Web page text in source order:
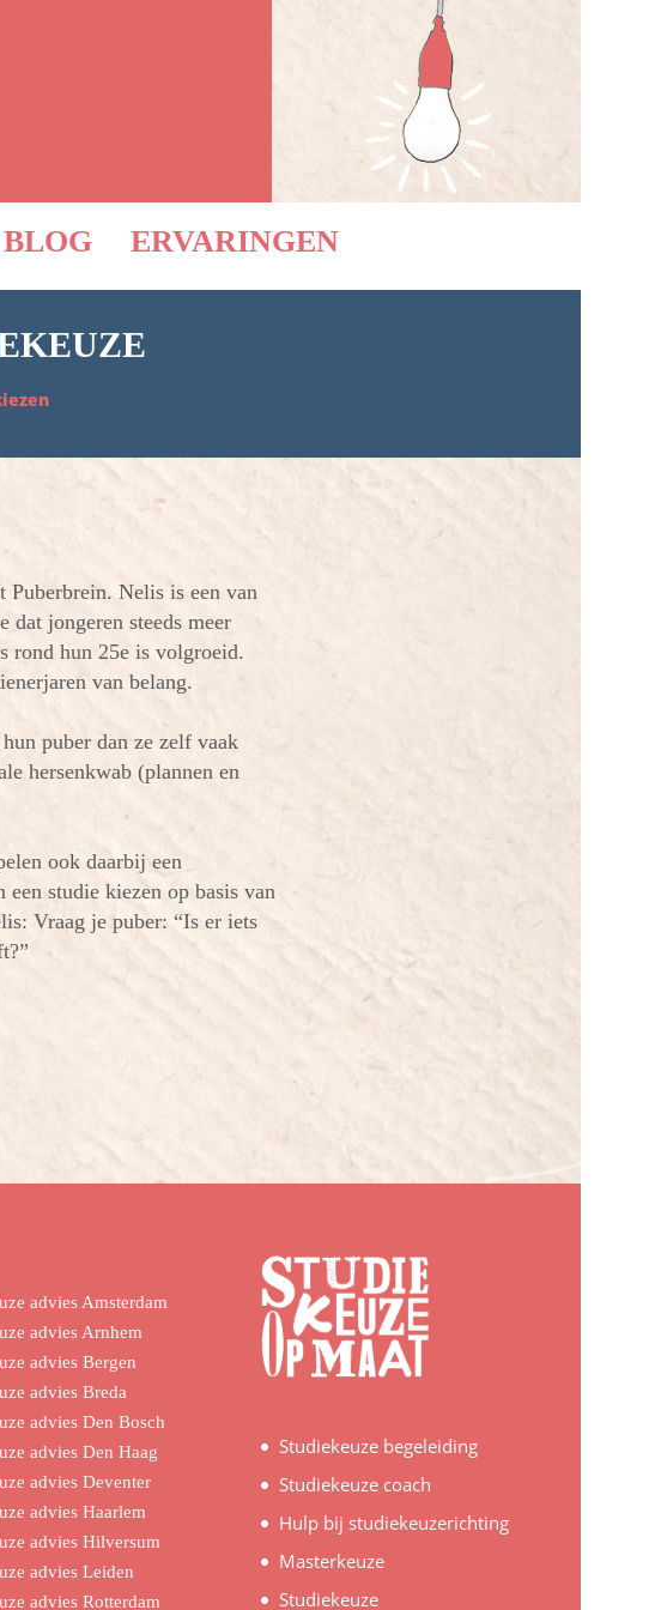
BLOG
ERVARINGEN
Nelis is een van
dat jongeren steeds meer
rond hun 25e is volgroeid.
van belang.
puber dan ze zelf vaak
hersenkwab (plannen en
ook daarbij een
studie kiezen op basis van
Vraag je puber: “Is er iets
advies Amsterdam
advies Arnhem
advies Bergen
advies Breda
advies Den Bosch
advies Den Haag
advies Deventer
advies Haarlem
advies Hilversum
advies Leiden
advies Rotterdam
Studiekeuze begeleiding
Studiekeuze coach
Hulp bij studiekeuzerichting
Masterkeuze
Studiekeuze